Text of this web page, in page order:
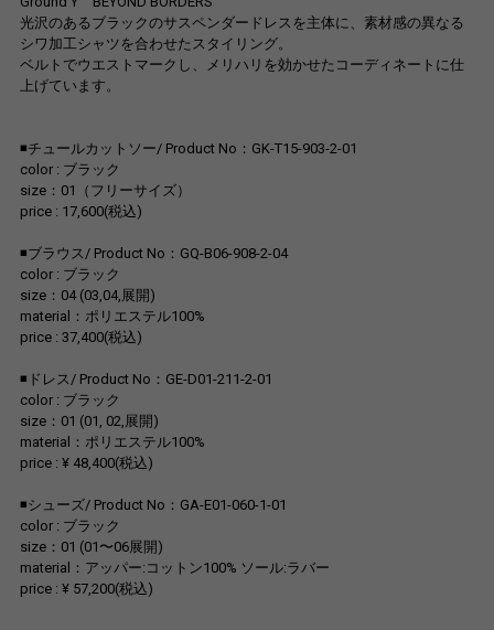
光沢のあるブラックのサスペンダードレスを主体に、素材感の異なる
シワ加工シャツを合わせたスタイリング。
ベルトでウエストマークし、メリハリを効かせたコーディネートに仕
上げています。
◾️チュールカットソー/ Product No：GK-T15-903-2-01
color : ブラック
size：01（フリーサイズ）
price : 17,600(税込)
◾️ブラウス/ Product No：GQ-B06-908-2-04
color : ブラック
size：04 (03,04,展開)
material：ポリエステル100%
price : 37,400(税込)
◾️ドレス/ Product No：GE-D01-211-2-01
color : ブラック
size：01 (01, 02,展開)
material：ポリエステル100%
price : ¥ 48,400(税込)
◾️シューズ/ Product No：GA-E01-060-1-01
color : ブラック
size：01 (01〜06展開)
material：アッパー:コットン100% ソール:ラバー
price : ¥ 57,200(税込)